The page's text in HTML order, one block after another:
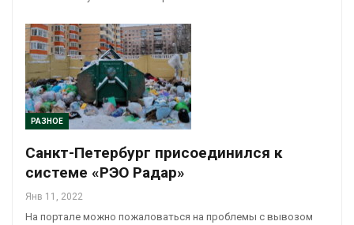
РАЗНОЕ
Санкт-Петербург присоединился к
системе «РЭО Радар»
Янв 11, 2022
На портале можно пожаловаться на проблемы с вывозом